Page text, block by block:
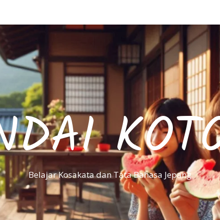
Belajar Kosakata dan Tata Bahasa Jepang